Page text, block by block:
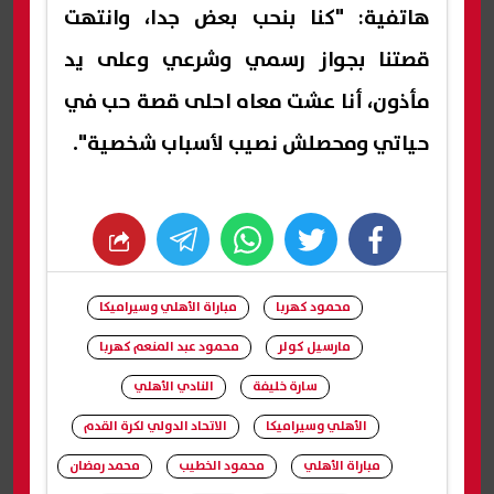
هاتفية: "كنا بنحب بعض جدا، وانتهت
قصتنا بجواز رسمي وشرعي وعلى يد
مأذون، أنا عشت معاه احلى قصة حب في
حياتي ومحصلش نصيب لأسباب شخصية".
facebook
twitter
whats
محمود كهربا
مباراة الأهلي وسيراميكا
مارسيل كولر
محمود عبد المنعم كهربا
سارة خليفة
النادي الأهلي
الأهلي وسيراميكا
الاتحاد الدولي لكرة القدم
مباراة الأهلي
محمود الخطيب
محمد رمضان